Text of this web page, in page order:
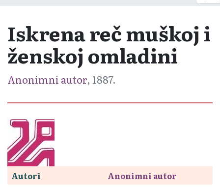
Iskrena reč muškoj i
ženskoj omladini
Anonimni autor, 1887.
Autori
Anonimni autor